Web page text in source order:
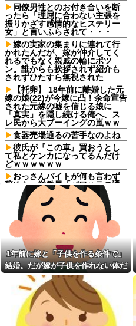
同僚男性とのお付き合いを断
ったら「理屈に合わない主張を
振りかざす感情的なヒステリー
女」と言いふらされて・・・
嫁の実家の集まりに連れて行
かれたんだが、嫁が仲介してく
れるでもなく親戚の輪にポツ
ン。誰からも挨拶されず紹介も
されずひたすら無視された
【托卵】 18年前に離婚した元
嫁の娘(22)が今嫁に凸！余命宣告
された元嫁の嘘を信じる娘に
「真実」を隠し続ける俺へ、ス
レ民から大ブーイングの嵐ｗｗ
食器売場通るの苦手なのよね
彼氏が『この車』買おうとし
て私とケンカになってるんだけ
どｗｗｗｗｗｗ
おっさんバイトが何も言わず
辞めた。労働局「パワハラの通
報がありました」俺「えっ、教
育係は俺ですが…」→突然の聞
き取り調査が始まり…
旦那が不倫するたびに請求し
た慰謝料で資格を取った。そう
して自立の準備が整ったところ
で離婚を切り出したら…
俺を嫌う義娘は、母が危篤に
なっても「会いに行かない」と
言った
知人に誘われて公演見に行く
予定だったけど「元々行く予定
の人が行けるようになったから
ごめん」と連絡きた。なんだか
モヤモヤしてしまい...
1年前に嫁と「子供を作る条件で」
結婚。だが嫁が子供を作れない体だ
と知ったので離婚へ。